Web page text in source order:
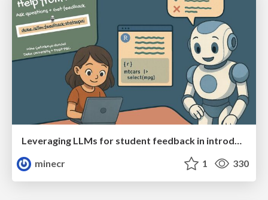
Leveraging LLMs for student feedback in introductory data science courses - posit::conf(2025)
minecr
1 330